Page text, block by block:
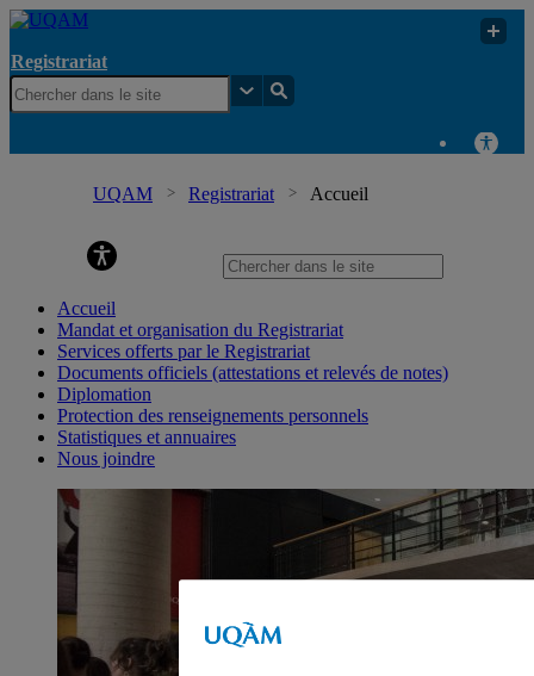
Registrariat
UQAM Registrariat Accueil
Accueil
Mandat et organisation du Registrariat
Services offerts par le Registrariat
Documents officiels (attestations et relevés de notes)
Diplomation
Protection des renseignements personnels
Statistiques et annuaires
Nous joindre